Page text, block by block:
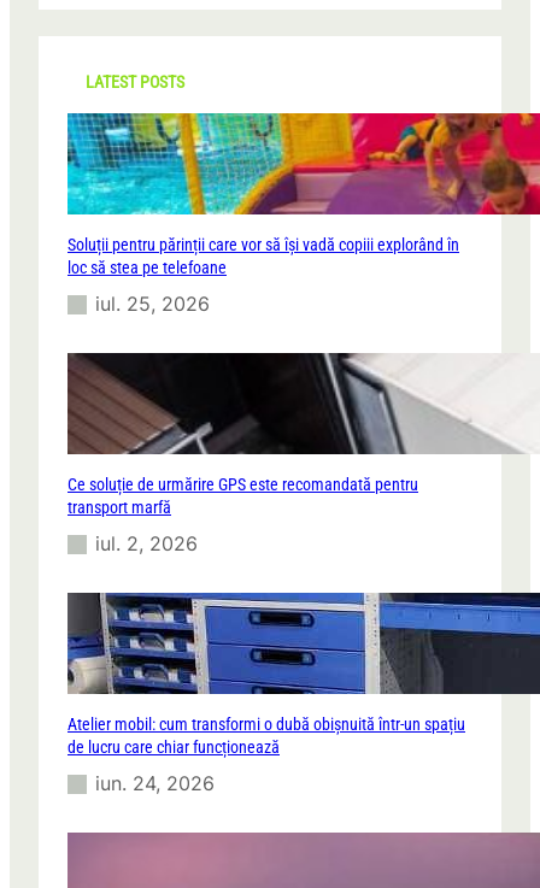
r
c
LATEST POSTS
Soluții pentru părinții care vor să își vadă copiii explorând în
loc să stea pe telefoane
iul. 25, 2026
Ce soluție de urmărire GPS este recomandată pentru
transport marfă
iul. 2, 2026
Atelier mobil: cum transformi o dubă obișnuită într-un spațiu
de lucru care chiar funcționează
iun. 24, 2026